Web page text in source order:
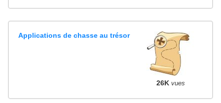
Applications de chasse au trésor
26K vues